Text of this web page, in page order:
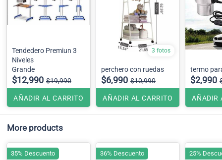
Tendedero Premiun 3
Niveles
Grande
$12,990 $19,990
AÑADIR AL CARRITO
3 fotos
perchero con ruedas
$6,990 $10,990
AÑADIR AL CARRITO
termo
$2,990
AÑADIR
More products
35% Descuento 36% Descuento 25%